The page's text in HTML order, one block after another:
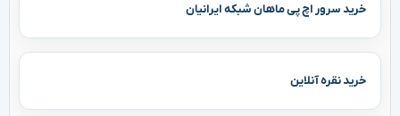
خرید سرور اچ پی ماهان شبکه ایرانیان
خرید نقره آنلاین